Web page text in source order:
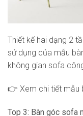
Thiết kế hai dạng 2
sử dụng của mẫu
không gian sofa
👉 Xem chi tiết mẫu
Top 3: Bàn góc sofa